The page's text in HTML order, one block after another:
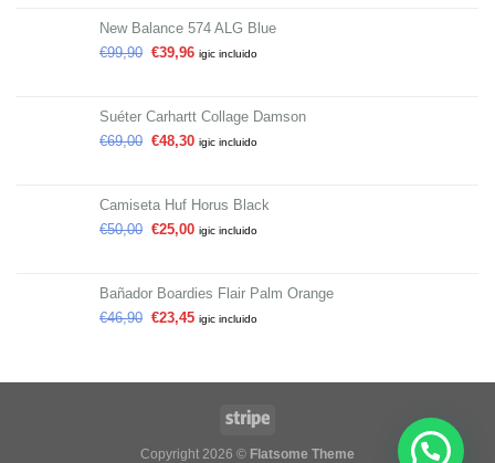
New Balance 574 ALG Blue
€99,90 €39,96 igic incluido
Suéter Carhartt Collage Damson
€69,00 €48,30 igic incluido
Camiseta Huf Horus Black
€50,00 €25,00 igic incluido
Bañador Boardies Flair Palm Orange
€46,90 €23,45 igic incluido
Copyright 2026 © Flatsome Theme